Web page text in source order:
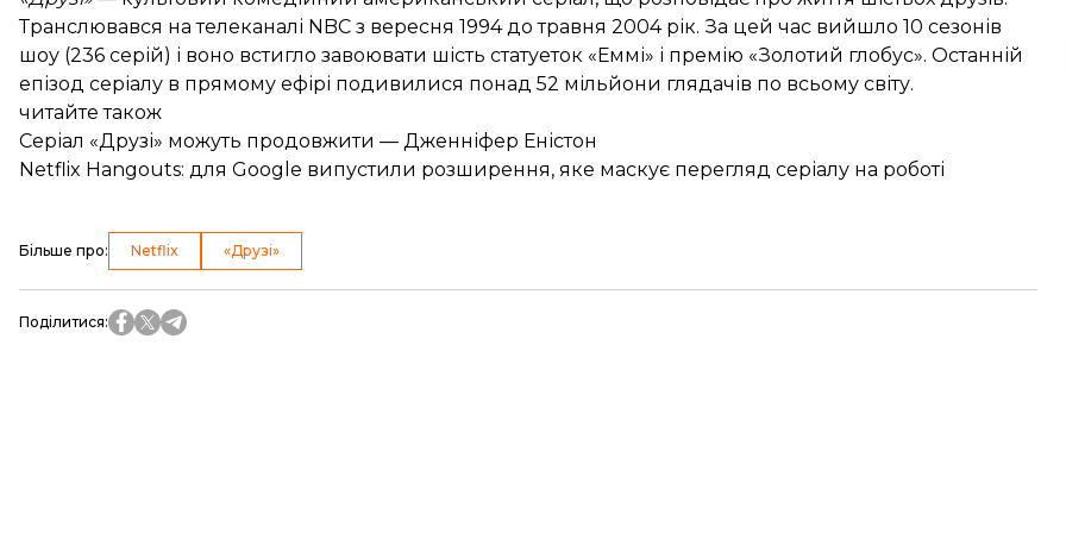
Транслювався на телеканалі NBC з вересня 1994 до травня 2004 рік. За цей час вийшло 10 сезонів
шоу (236 серій) і воно встигло завоювати шість статуеток «Еммі» і премію «Золотий глобус». Останній
епізод серіалу в прямому ефірі подивилися понад 52 мільйони глядачів по всьому світу.
читайте також
Серіал «Друзі» можуть продовжити — Дженніфер Еністон
Netflix Hangouts: для Google випустили розширення, яке маскує перегляд серіалу на роботі
Більше про: Netflix «Друзі»
Поділитися: